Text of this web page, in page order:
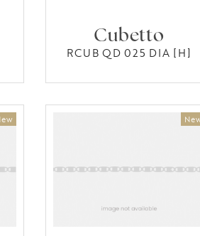
Cubetto
RCUB QD 025 DIA [H]